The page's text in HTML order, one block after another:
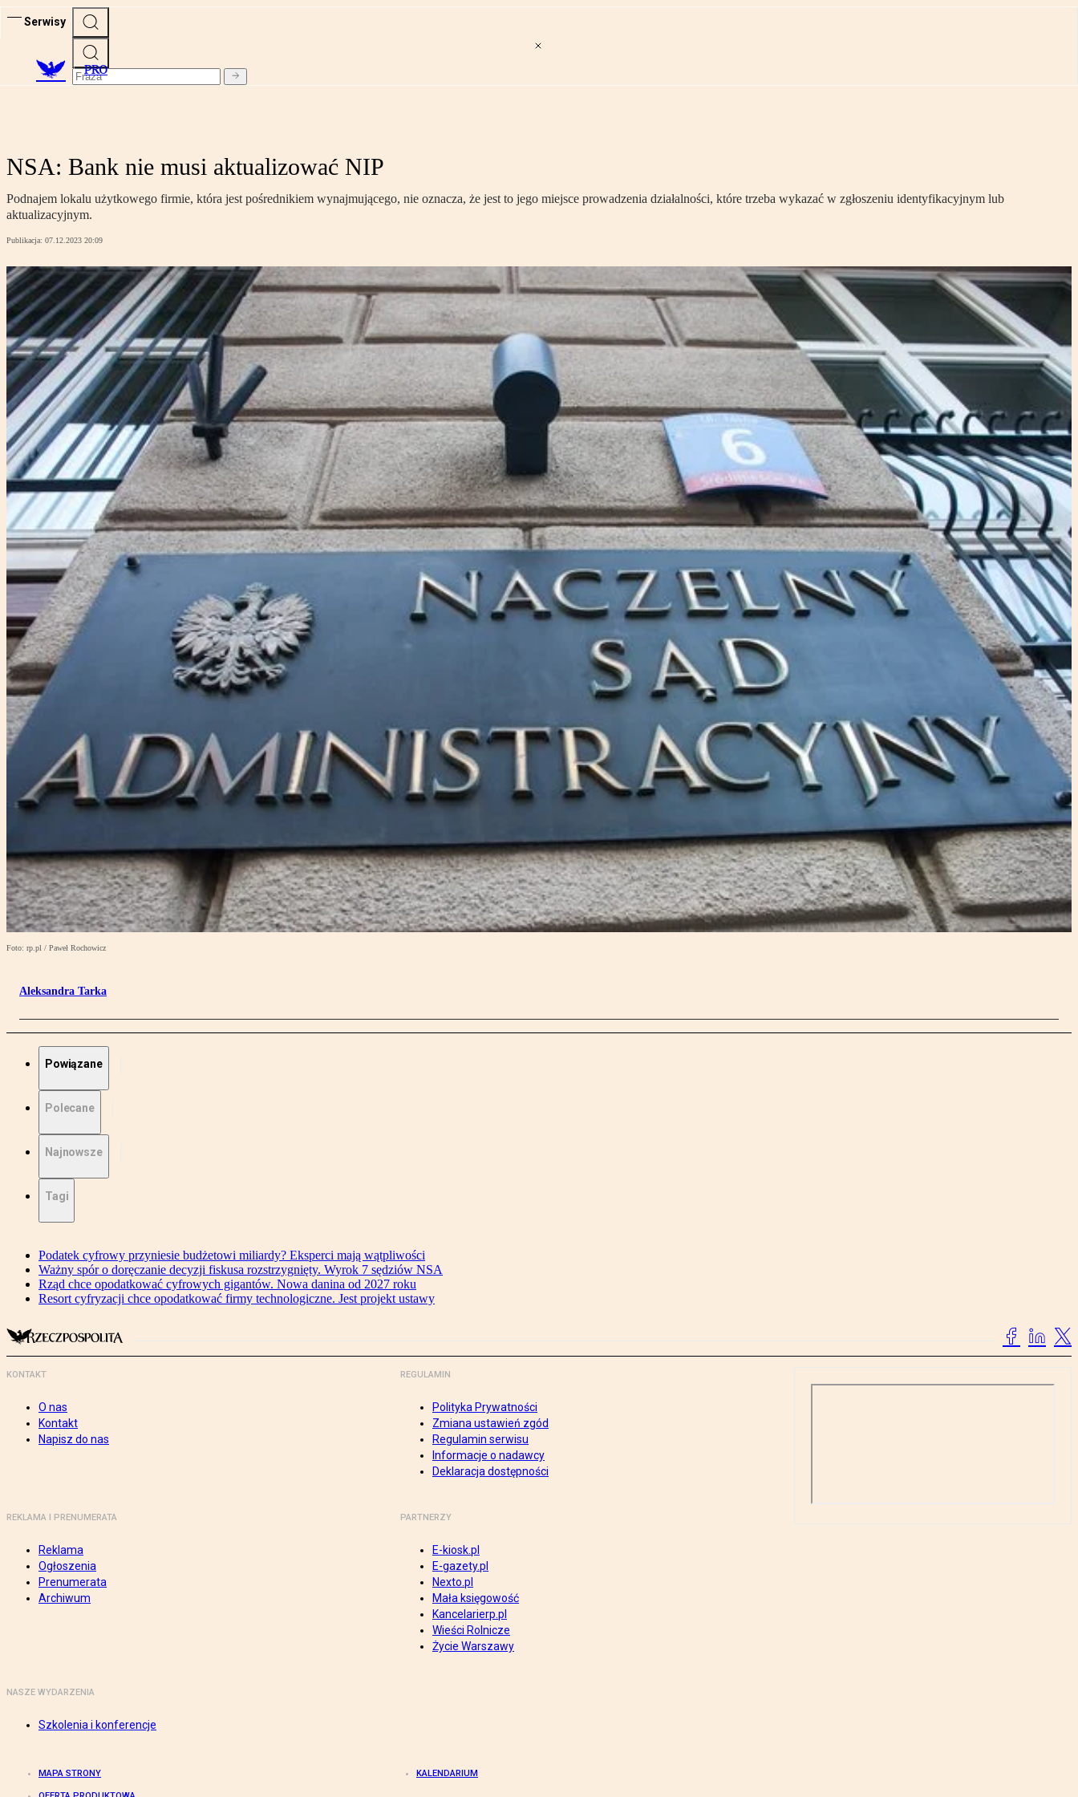
Serwisy
PRO
NSA: Bank nie musi aktualizować NIP
Podnajem lokalu użytkowego firmie, która jest pośrednikiem wynajmującego, nie oznacza, że jest to jego miejsce prowadzenia działalności, które trzeba wykazać w zgłoszeniu identyfikacyjnym lub
aktualizacyjnym.
Publikacja: 07.12.2023 20:09
Foto: rp.pl / Paweł Rochowicz
Aleksandra Tarka
Powiązane
Polecane
Najnowsze
Tagi
Podatek cyfrowy przyniesie budżetowi miliardy? Eksperci mają wątpliwości
Ważny spór o doręczanie decyzji fiskusa rozstrzygnięty. Wyrok 7 sędziów NSA
Rząd chce opodatkować cyfrowych gigantów. Nowa danina od 2027 roku
Resort cyfryzacji chce opodatkować firmy technologiczne. Jest projekt ustawy
KONTAKT
O nas
Kontakt
Napisz do nas
REGULAMIN
Polityka Prywatności
Zmiana ustawień zgód
Regulamin serwisu
Informacje o nadawcy
Deklaracja dostępności
REKLAMA I PRENUMERATA
Reklama
Ogłoszenia
Prenumerata
Archiwum
PARTNERZY
E-kiosk.pl
E-gazety.pl
Nexto.pl
Mała księgowość
Kancelarierp.pl
Wieści Rolnicze
Życie Warszawy
NASZE WYDARZENIA
Szkolenia i konferencje
MAPA STRONY KALENDARIUM